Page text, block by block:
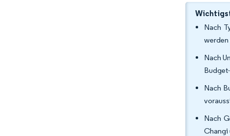
Nach
werden
Nach
Nach
Nach
Changi